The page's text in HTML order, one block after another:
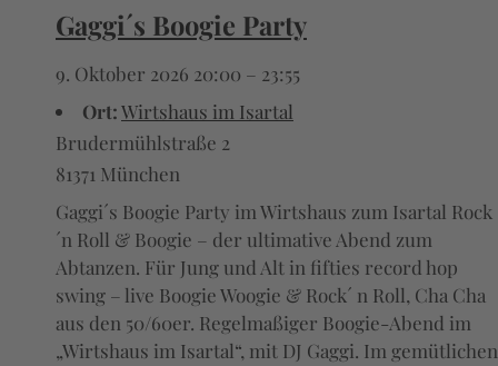
Gaggi´s Boogie Party
9. Oktober 2026 20:00 – 23:55
Ort:Wirtshaus im Isartal
Brudermühlstraße 2
81371 München
Gaggi´s Boogie Party im Wirtshaus zum Isartal Rock
´n Roll & Boogie – der ultimative Abend zum
Abtanzen. Für Jung und Alt in fifties record hop
swing – live Boogie Woogie & Rock´ n Roll, Cha Cha
aus den 50/60er. Regelmaßiger Boogie-Abend im
„Wirtshaus im Isartal“, mit DJ Gaggi. Im gemütlichen